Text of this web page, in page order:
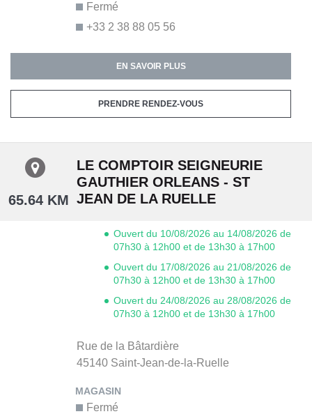
+33 2 38 88 05 56
Fermé
EN SAVOIR PLUS
PRENDRE RENDEZ-VOUS
65.64 KM
LE COMPTOIR SEIGNEURIE
GAUTHIER ORLEANS - ST
JEAN DE LA RUELLE
Rue de la Bâtardière
45140 Saint-Jean-de-la-Ruelle
Fermé
Ouvert du 10/08/2026 au 14/08/2026 de
07h30 à 12h00 et de 13h30 à 17h00
Ouvert du 17/08/2026 au 21/08/2026 de
07h30 à 12h00 et de 13h30 à 17h00
Ouvert du 24/08/2026 au 28/08/2026 de
07h30 à 12h00 et de 13h30 à 17h00